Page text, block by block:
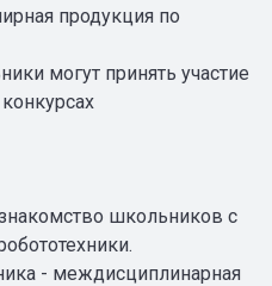
продукция по
могут принять участие
школьников с
- междисциплинарная